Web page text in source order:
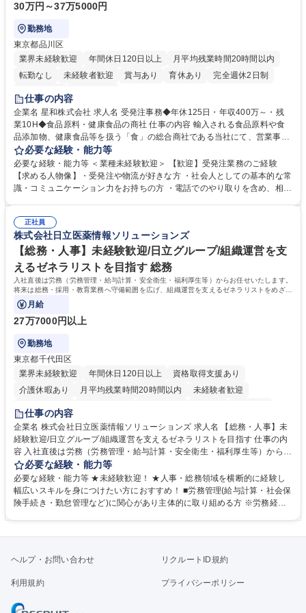
30万円～37万5000円
勤務地
東京都品川区
業界未経験歓迎
年間休日120日以上
月平均残業時間20時間以内
転勤なし
未経験者歓迎 賞与あり 育休あり
完全週休2日制
交通費支給
仕事の内容
企業名 星和株式会社 求人名 受発注事務◆年休125日・年収400万～・残
業10H◆食品原料・健康食品の商社 仕事の内容 輸入される食品原料や食
品添加物、健康食品等を扱う「食」の総合商社である当社にて、営業事務
として営業サポートや書類作成、データ入力、電話対応などの業務をお任
せします。 ・受注／出荷指示／売上管理／仕入管理／在庫管理／お客様や
倉庫と電話確認など、販売に関わる事務、営業サポートをお願いします。
・入社後は商品について覚えることから始め、先輩社員OJTと共に業務を
万～・残業10H◆食品原料・健康食品の商社
必要な経験・能力等
必要な経験・能力等 ＜業種未経験歓迎＞ 【歓迎】受発注業務のご経験
【求める人物像】・受発注や物流が好きな方 ・社会人としての基本的な常
識・コミュニケーション力をお持ちの方 ・電話でのやり取りを含め、相手
演算ができる方 ・業務ルールや指示を理解し、行動できる方 学歴・資格
学歴：大学院 大学 短大 語学力： 資格：
正社員
株式会社日立医薬情報ソリューションズ
【総務・人事】未経験歓迎/日立グループ/組織運営を支
えるゼネラリストを目指す 総務
入社直後は労務（労務管理・給与計算・安全衛生・福利厚生等）からお任せいたします。
将来は総務・採用・教育業務へ守備範囲を広げ、組織運営を支えるゼネラリストをめざせ
ます。
月給
27万7000円以上
勤務地
東京都千代田区
業界未経験歓迎
年間休日120日以上
資格取得支援あり
介護休暇あり
月平均残業時間20時間以内
未経験者歓迎
住宅手当あり
育休あり
完全週休2日制 交通費支給 土日祝休み 寮・社宅あり
仕事の内容
企業名 株式会社日立医薬情報ソリューションズ 求人名 【総務・人事】未
経験歓迎/日立グループ/組織運営を支えるゼネラリストを目指す 仕事の内
容 入社直後は労務（労務管理・給与計算・安全衛生・福利厚生等）からお
任せいたします。将来は総務・採用・教育業務へ守備範囲を広げ、組織運
営を支えるゼネラリストをめざせます。 ・初期業務：労働時間管理、給与
計算、社会保険対応、福利厚生管理、安全衛生、健康経営推進等をお任せ
します。ご経験に応じて、休職者管理など、幅広く経験を積んでいただき
幅広く経験を積みたい意欲がある方に最適な環境です。 募集職種 【総
指す
必要な経験・能力等
必要な経験・能力等 ★未経験歓迎！ ★人事・総務領域を横断的に経験し
幅広いスキルを身につけたい方におすすめ！ ■労務管理(給与計算・社会保
険手続き・勤怠管理など)に関心があり主体的に取り組める方 ※労務経験
専修学校 高校 語学力： 資格：
ヘルプ・お問い合わせ リクルートID規約
利用規約 プライバシーポリシー